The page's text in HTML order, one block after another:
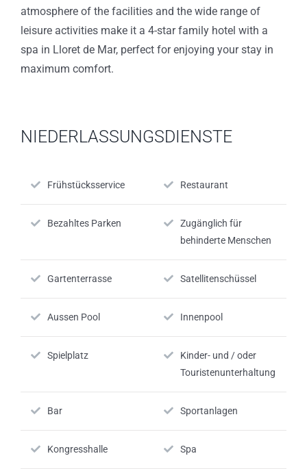
atmosphere of the facilities and the wide range of
leisure activities make it a 4-star family hotel with a
spa in Lloret de Mar, perfect for enjoying your stay in
maximum comfort.
NIEDERLASSUNGSDIENSTE
Frühstücksservice Restaurant
Bezahltes Parken
Zugänglich für
behinderte Menschen
Gartenterrasse Satellitenschüssel
Aussen Pool Innenpool
Spielplatz
Kinder- und / oder
Touristenunterhaltung
Bar Sportanlagen
Kongresshalle Spa